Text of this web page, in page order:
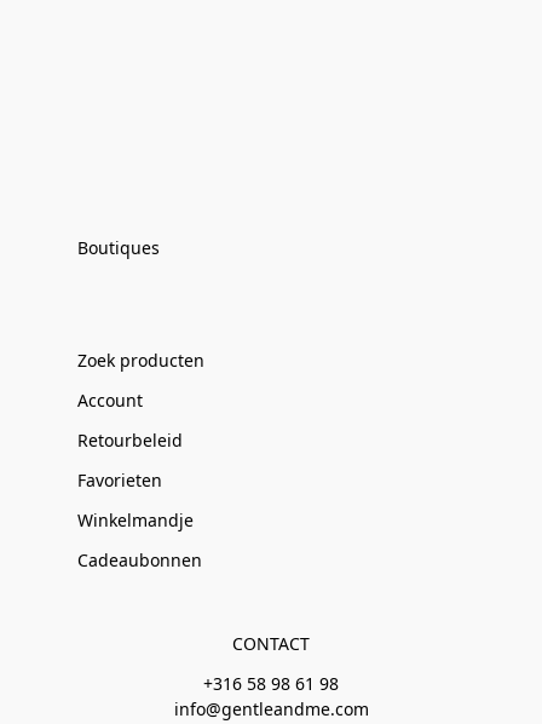
Boutiques
Zoek producten
Account
Retourbeleid
Favorieten
Winkelmandje
Cadeaubonnen
CONTACT
+316 58 98 61 98
info@gentleandme.com